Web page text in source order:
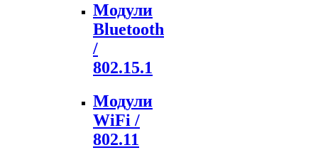
Модули
Bluetooth
/
802.15.1
Модули
WiFi /
802.11